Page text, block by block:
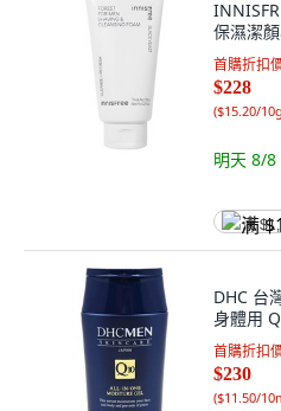
保濕潔
首購折扣
$228
($15.20/10g
明天 8/8
满
DHC 台
身體用
首購折扣
$230
($11.50/